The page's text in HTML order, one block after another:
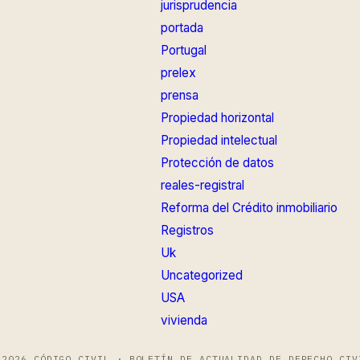
jurisprudencia
portada
Portugal
prelex
prensa
Propiedad horizontal
Propiedad intelectual
Protección de datos
reales-registral
Reforma del Crédito inmobiliario
Registros
Uk
Uncategorized
USA
vivienda